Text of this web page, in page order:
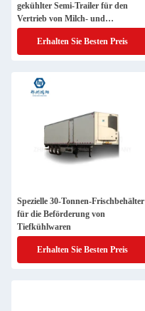
gekühlter Semi-Trailer für den
Vertrieb von Milch- und
Fleischprodukten
Erhalten Sie Besten Preis
Spezielle 30-Tonnen-Frischbehälter
für die Beförderung von
Tiefkühlwaren
Erhalten Sie Besten Preis